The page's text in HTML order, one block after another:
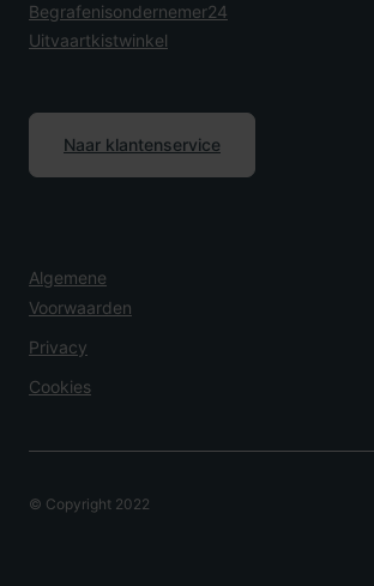
Begrafenisondernemer24
Uitvaartkistwinkel
Naar klantenservice
Algemene
Voorwaarden
Privacy
Cookies
© Copyright 2022